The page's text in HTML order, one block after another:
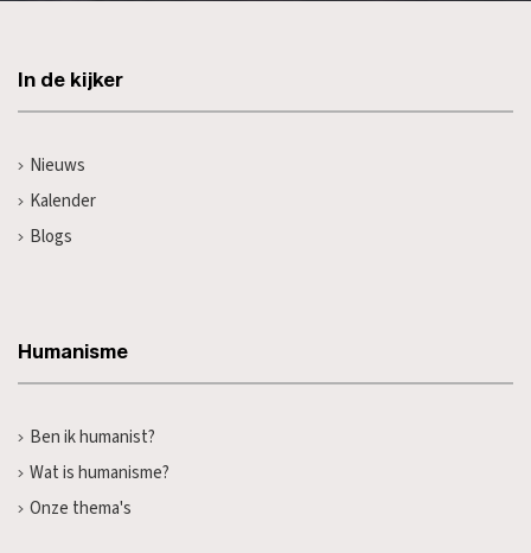
In de kijker
Nieuws
Kalender
Blogs
Humanisme
Ben ik humanist?
Wat is humanisme?
Onze thema's